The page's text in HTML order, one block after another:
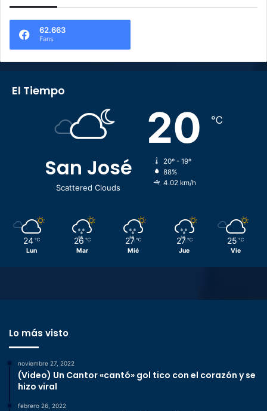
62.663
Fans
El Tiempo
San José
Scattered Clouds
20 ℃
20º - 19º
88%
4.02 km/h
24 ℃
Lun
26 ℃
Mar
27 ℃
Mié
27 ℃
Jue
25 ℃
Vie
Lo más visto
noviembre 27, 2022
(Video) Un Cantor «cantó» gol tico con el corazón y se
hizo viral
febrero 26, 2022